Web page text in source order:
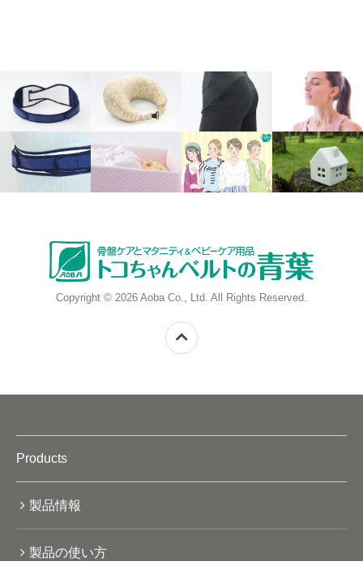
Copyright © 2026 Aoba Co., Ltd. All Rights Reserved.
Products
製品情報
製品の使い方